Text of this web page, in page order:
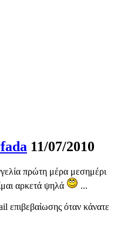
11/07/2010
πρώτη μέρα μεσημέρι
αρκετά ψηλά
...
επιβεβαίωσης όταν κάνατε